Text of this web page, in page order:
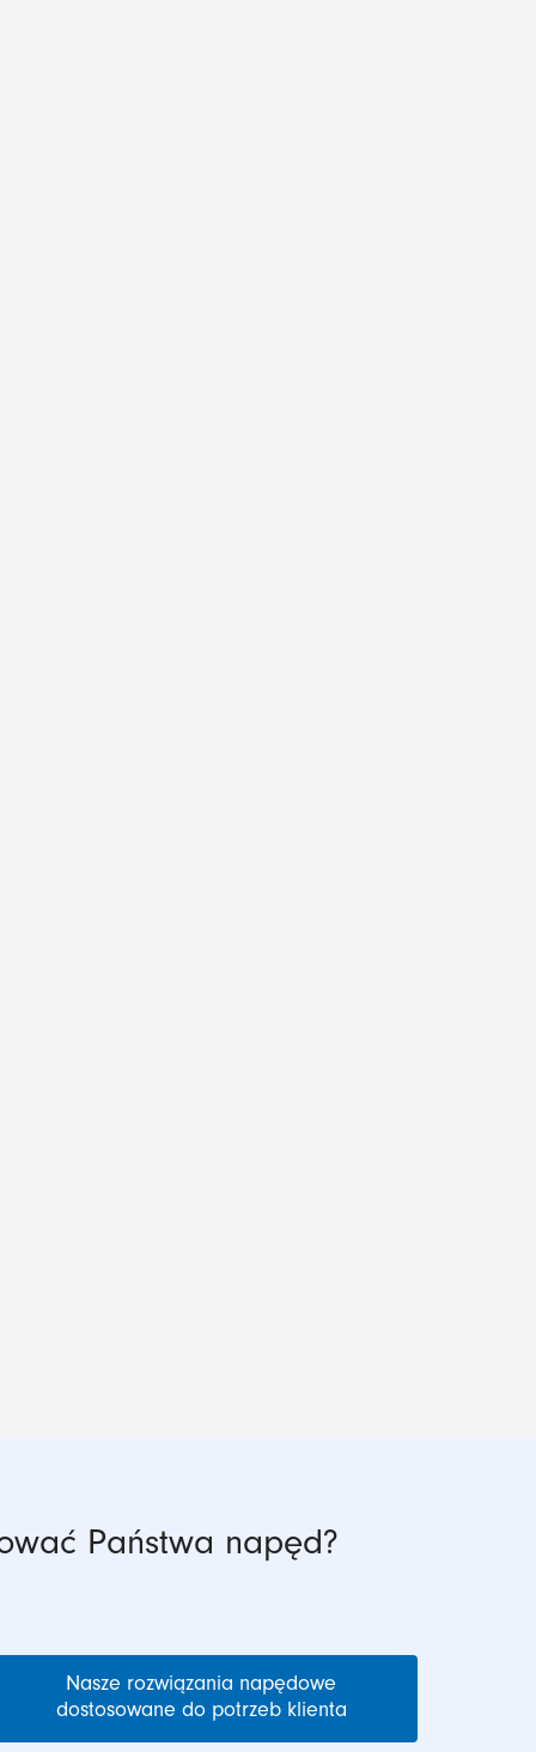
Państwa napęd?
Nasze rozwiązania napędowe
dostosowane do potrzeb klienta